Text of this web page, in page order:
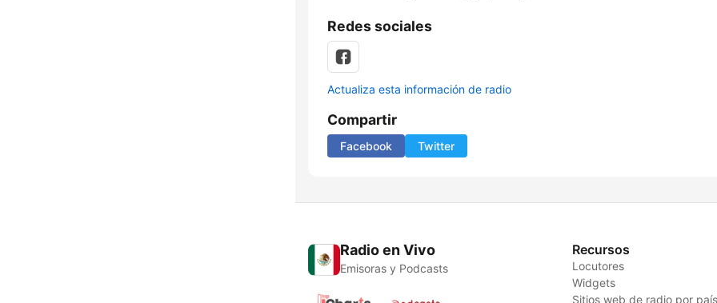
Redes sociales
Actualiza esta información de radio
Compartir
Facebook Twitter
Radio en Vivo
Emisoras y Podcasts
Recursos
Locutores
Widgets
Sitios web de radio por país